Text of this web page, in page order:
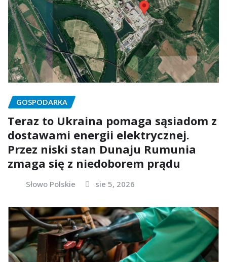
GOSPODARKA
Teraz to Ukraina pomaga sąsiadom z
dostawami energii elektrycznej.
Przez niski stan Dunaju Rumunia
zmaga się z niedoborem prądu
Słowo Polskie sie 5, 2026